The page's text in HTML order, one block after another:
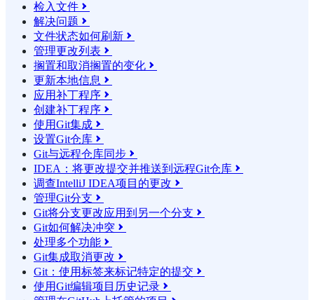
检入文件 
解决问题 
文件状态如何刷新 
管理更改列表 
搁置和取消搁置的变化 
更新本地信息 
应用补丁程序 
创建补丁程序 
使用Git集成 
设置Git仓库 
Git与远程仓库同步 
IDEA：将更改提交并推送到远程Git仓库 
调查IntelliJ IDEA项目的更改 
管理Git分支 
Git将分支更改应用到另一个分支 
Git如何解决冲突 
处理多个功能 
Git集成取消更改 
Git：使用标签来标记特定的提交 
使用Git编辑项目历史记录 